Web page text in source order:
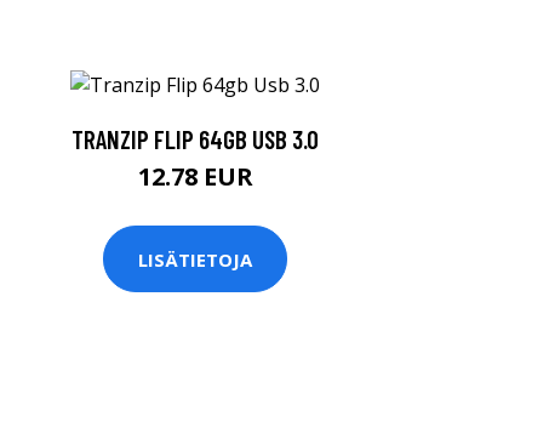
TRANZIP FLIP 64GB USB 3.0
12.78 EUR
LISÄTIETOJA